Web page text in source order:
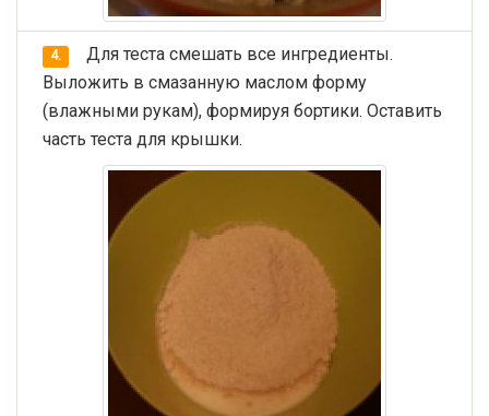
4.
Для теста смешать все ингредиенты.
Выложить в смазанную маслом форму
(влажными рукам), формируя бортики. Оставить
часть теста для крышки.